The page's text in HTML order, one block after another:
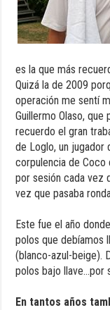
es la que más
Quizá la de 2009
operación me sentí
Guillermo Olaso, que
recuerdo el gran
de Loglo, un jugador
corpulencia de Coco
por sesión cada vez
vez que pasaba
Este fue el año
polos que debíamos
(blanco-azul-beige).
polos bajo llave…por
En tantos años